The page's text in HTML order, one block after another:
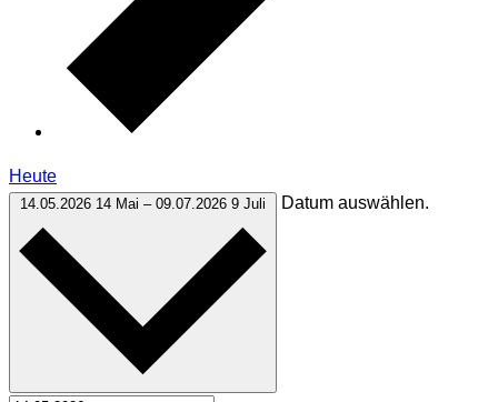
Heute
14.05.2026 14 Mai – 09.07.2026 9 Juli Datum auswählen.